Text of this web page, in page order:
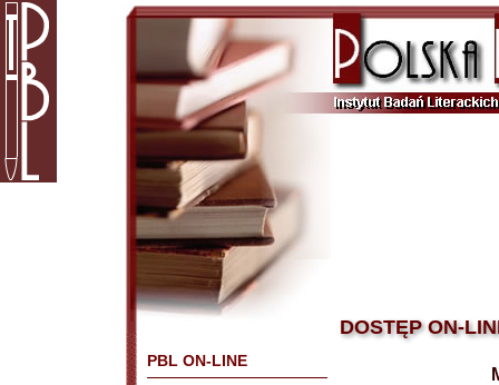
PBL ON-LINE
DOSTĘP ON-